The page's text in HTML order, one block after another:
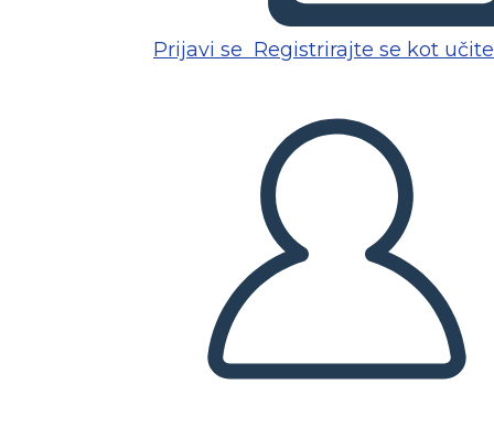
Prijavi se Registrirajte se kot